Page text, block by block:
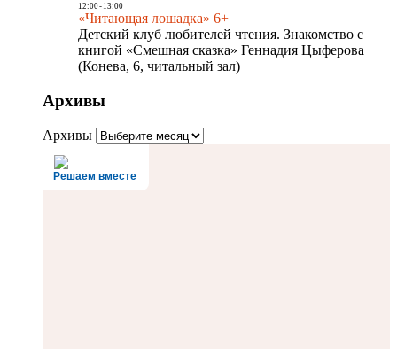
12:00- 13:00
«Читающая лошадка» 6+
Детский клуб любителей чтения. Знакомство с
книгой «Смешная сказка» Геннадия Цыферова
(Конева, 6, читальный зал)
Архивы
Архивы
Решаем вместе